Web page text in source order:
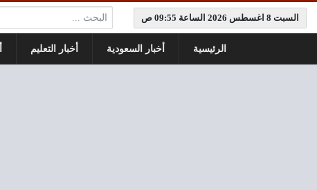
السبت 8 اغسطس 2026 الساعة 09:55 ص البحث:
الرئيسية أخبار السعودية أخبار التعليم